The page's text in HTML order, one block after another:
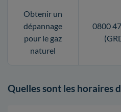
Obtenir un
dépannage
pour le gaz
naturel
0800
Quelles sont les horaires